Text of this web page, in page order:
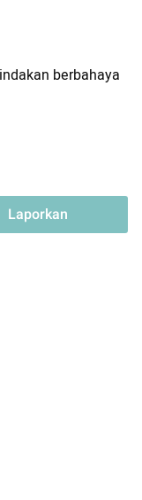
berbahaya
Laporkan